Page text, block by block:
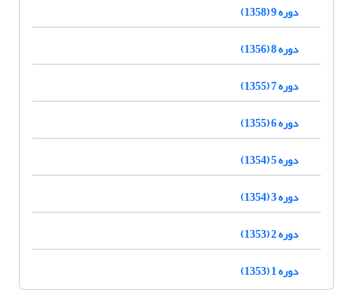
دوره 9 (1358)
دوره 8 (1356)
دوره 7 (1355)
دوره 6 (1355)
دوره 5 (1354)
دوره 3 (1354)
دوره 2 (1353)
دوره 1 (1353)